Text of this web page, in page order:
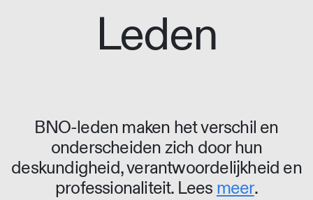
Leden
BNO-leden maken het verschil en
onderscheiden zich door hun
deskundigheid, verantwoordelijkheid en
professionaliteit. Lees meer.